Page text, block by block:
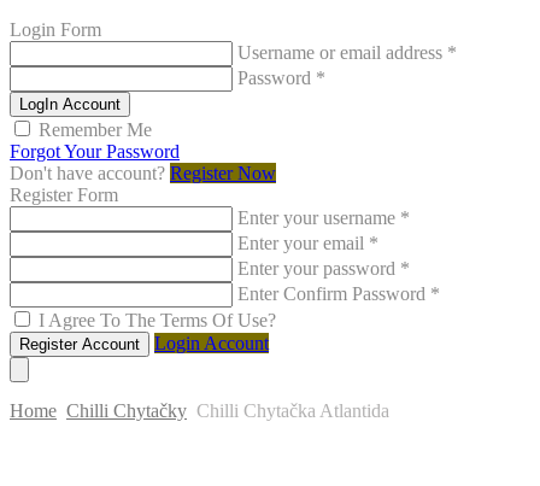
Login Form
Username or email address *
Password *
LogIn Account
Remember Me
Forgot Your Password
Don't have account? Register Now
Register Form
Enter your username *
Enter your email *
Enter your password *
Enter Confirm Password *
I Agree To The Terms Of Use?
Register Account Login Account
Home Chilli Chytačky Chilli Chytačka Atlantida